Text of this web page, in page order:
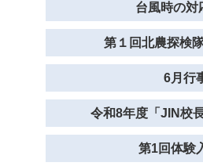
台風時の対
第１回北農探検
6月行
令和8年度「JIN校
第1回体験